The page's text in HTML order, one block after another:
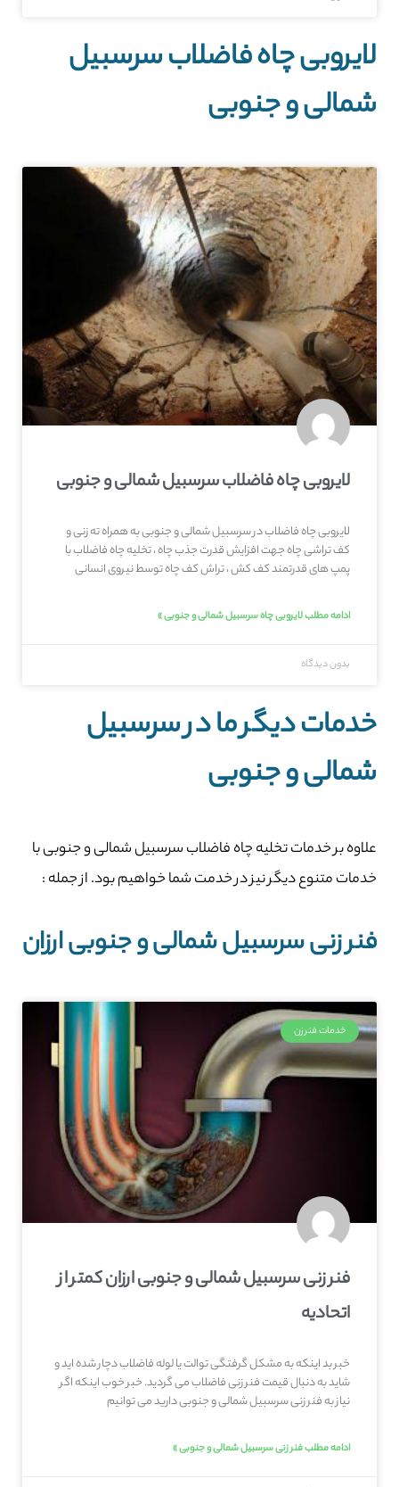
لایروبی چاه فاضلاب سرسبیل
شمالی و جنوبی
لایروبی چاه فاضلاب سرسبیل شمالی و جنوبی
لایروبی چاه فاضلاب در سرسبیل شمالی و جنوبی به همراه ته زنی و
کف تراشی چاه جهت افزایش قدرت جذب چاه ، تخلیه چاه فاضلاب با
پمپ های قدرتمند کف کش ، تراش کف چاه توسط نیروی انسانی
ادامه مطلب لایروبی چاه سرسبیل شمالی و جنوبی »
بدون دیدگاه
خدمات دیگر ما در سرسبیل
شمالی و جنوبی
علاوه بر خدمات تخلیه چاه فاضلاب سرسبیل شمالی و جنوبی با
خدمات متنوع دیگر نیز در خدمت شما خواهیم بود. از جمله :
فنر زنی سرسبیل شمالی و جنوبی ارزان
خدمات فنرزن
فنر زنی سرسبیل شمالی و جنوبی ارزان کمتر از
اتحادیه
خبر بد اینکه به مشکل گرفتگی توالت یا لوله فاضلاب دچار شده اید و
شاید به دنبال قیمت فنر زنی فاضلاب می گردید. خبر خوب اینکه اگر
نیاز به فنر زنی سرسبیل شمالی و جنوبی دارید می توانیم
ادامه مطلب فنر زنی سرسبیل شمالی و جنوبی »